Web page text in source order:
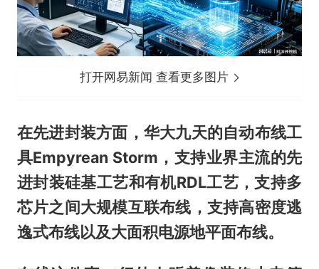
打开网易新闻 查看更多图片
在先进封装方面，华大九天的自动布线工
具Empyrean Storm，支持业界主流的先
进封装硅基工艺和有机RDL工艺，支持多
芯片之间大规模互联布线，支持高密度逃
逸式布线以及大面积电源地平面布线。